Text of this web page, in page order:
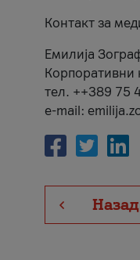
Контакт за
Емилија
Корпоративни
тел. ++389 75
e-mail:
Назад